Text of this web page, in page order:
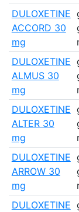
DULOXETINE
ACCORD 30
mg
DULOXETINE
ALMUS 30
mg
DULOXETINE
ALTER 30
mg
DULOXETINE
ARROW 30
mg
DULOXETINE